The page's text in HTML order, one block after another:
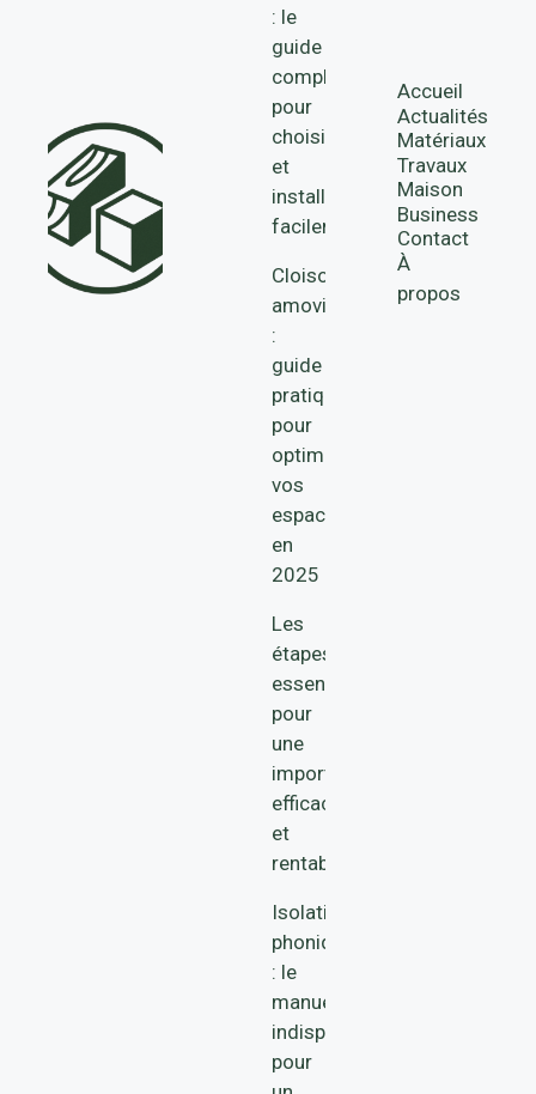
: le
guide
complet
pour
choisir
et
installer
facilement
Cloisons
amovibles
:
guide
pratique
pour
optimiser
vos
espaces
en
2025
Les
étapes
essentielles
pour
une
importation
efficace
et
rentable
Isolation
phonique
: le
manuel
indispensable
pour
Accueil
Actualités
Matériaux
Travaux
Maison
Business
Contact
À
propos